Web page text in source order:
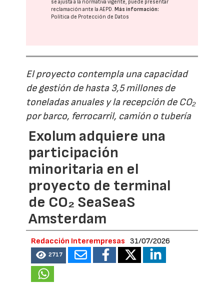
se ajusta a la normativa vigente, puede presentar
reclamación ante laAEPD. Más información:
Política de Protección de Datos
El proyecto contempla una capacidad
de gestión de hasta 3,5 millones de
toneladas anuales y la recepción de CO₂
por barco, ferrocarril, camión o tubería
Exolum adquiere una
participación
minoritaria en el
proyecto de terminal
de CO₂ SeaSeaS
Amsterdam
Redacción Interempresas 31/07/2026
2717